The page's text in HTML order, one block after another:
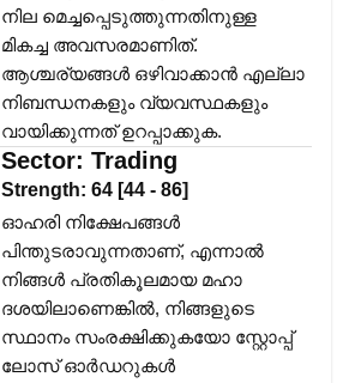
നില മെച്ചപ്പെടുത്തുന്നതിനുള്ള
മികച്ച അവസരമാണിത്.
ആശ്ചര്യങ്ങൾ ഒഴിവാക്കാൻ എല്ലാ
നിബന്ധനകളും വ്യവസ്ഥകളും
വായിക്കുന്നത് ഉറപ്പാക്കുക.
Sector: Trading
Strength: 64 [44 - 86]
ഓഹരി നിക്ഷേപങ്ങൾ
പിന്തുടരാവുന്നതാണ്, എന്നാൽ
നിങ്ങൾ പ്രതികൂലമായ മഹാ
ദശയിലാണെങ്കിൽ, നിങ്ങളുടെ
സ്ഥാനം സംരക്ഷിക്കുകയോ സ്റ്റോപ്പ്
ലോസ് ഓർഡറുകൾ